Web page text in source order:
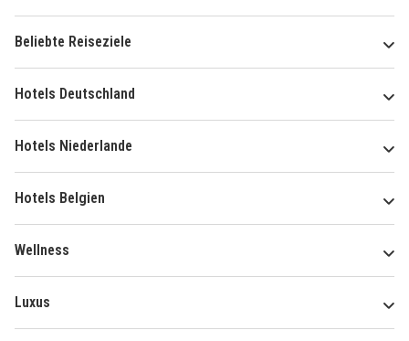
Beliebte Reiseziele
Hotels Deutschland
Hotels Niederlande
Hotels Belgien
Wellness
Luxus